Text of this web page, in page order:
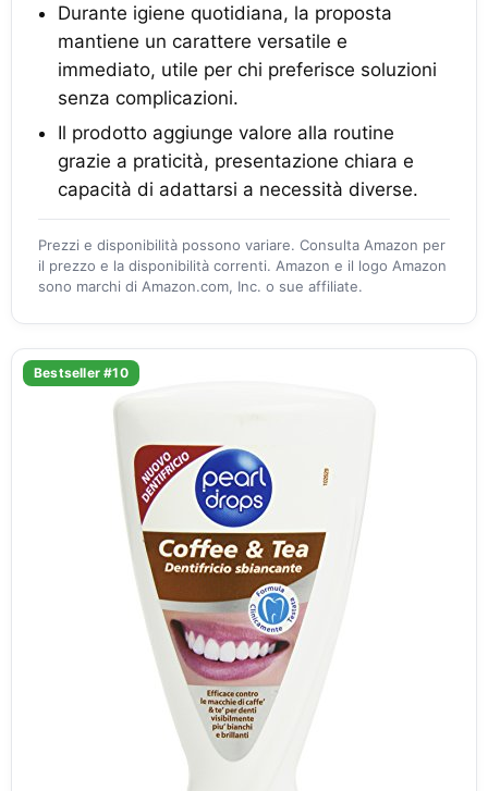
Durante igiene quotidiana, la proposta
mantiene un carattere versatile e
immediato, utile per chi preferisce soluzioni
senza complicazioni.
Il prodotto aggiunge valore alla routine
grazie a praticità, presentazione chiara e
capacità di adattarsi a necessità diverse.
Prezzi e disponibilità possono variare. Consulta Amazon per
il prezzo e la disponibilità correnti. Amazon e il logo Amazon
sono marchi di Amazon.com, Inc. o sue affiliate.
Bestseller #10